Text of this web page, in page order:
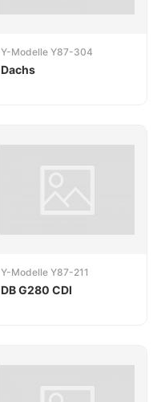
Y-Modelle Y87-304
Dachs
Y-Modelle Y87-211
DB G280 CDI